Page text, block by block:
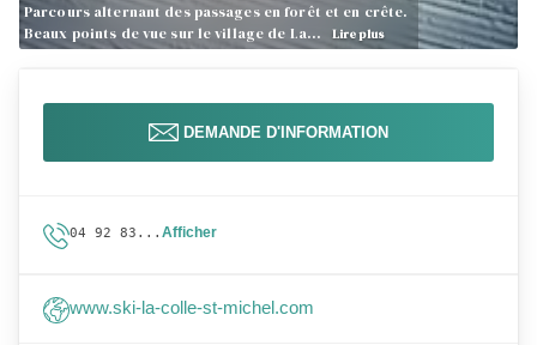
Parcours alternant des passages en forêt et en crête.
Beaux points de vue sur le village de La…
Lire plus
DEMANDE D'INFORMATION
04 92 83... Afficher
www.ski-la-colle-st-michel.com